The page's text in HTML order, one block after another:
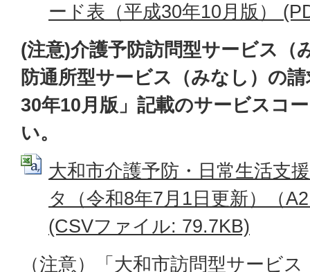
ード表（平成30年10月版）
(注意)介護予防訪問型サービス（
防通所型サービス（みなし）の
30年10月版」記載のサービスコ
い。
大和市介護予防・日常生活支
タ（令和8年7月1日更新）（
(CSVファイル: 79.7KB)
（注意）「大和市訪問型サービ